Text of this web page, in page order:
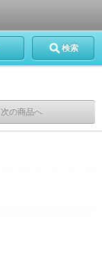
検索
次の商品へ